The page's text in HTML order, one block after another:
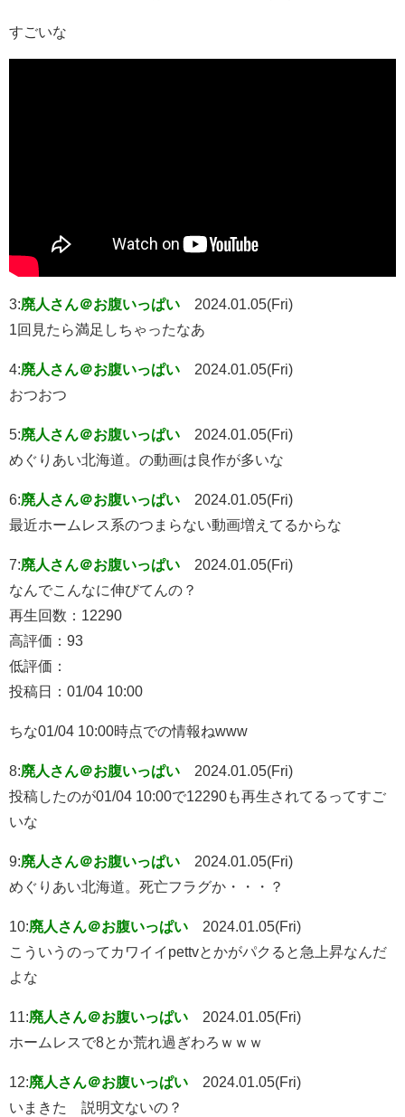
すごいな
3:廃人さん＠お腹いっぱい
2024.01.05(Fri)
1回見たら満足しちゃったなあ
4:廃人さん＠お腹いっぱい
2024.01.05(Fri)
おつおつ
5:廃人さん＠お腹いっぱい
2024.01.05(Fri)
めぐりあい北海道。の動画は良作が多いな
6:廃人さん＠お腹いっぱい
2024.01.05(Fri)
最近ホームレス系のつまらない動画増えてるからな
7:廃人さん＠お腹いっぱい
2024.01.05(Fri)
なんでこんなに伸びてんの？
再生回数：12290
高評価：93
低評価：
投稿日：01/04 10:00
ちな01/04 10:00時点での情報ねwww
8:廃人さん＠お腹いっぱい
2024.01.05(Fri)
投稿したのが01/04 10:00で12290も再生されてるってすご
いな
9:廃人さん＠お腹いっぱい
2024.01.05(Fri)
めぐりあい北海道。死亡フラグか・・・？
10:廃人さん＠お腹いっぱい
2024.01.05(Fri)
こういうのってカワイイpettvとかがパクると急上昇なんだ
よな
11:廃人さん＠お腹いっぱい
2024.01.05(Fri)
ホームレスで8とか荒れ過ぎわろｗｗｗ
12:廃人さん＠お腹いっぱい
2024.01.05(Fri)
いまきた 説明文ないの？